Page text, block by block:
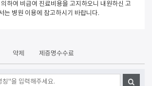
하여 비급여 진료비용을 고지하오니 내원하신 고
는 병원 이용에 참고하시기 바랍니다.
약제 제증명수수료